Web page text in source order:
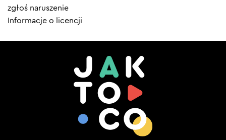
zgłoś naruszenie
Informacje o licencji